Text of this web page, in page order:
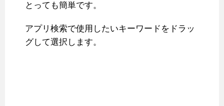
とっても簡単です。
アプリ検索で使用したいキーワードをドラッ
グして選択します。